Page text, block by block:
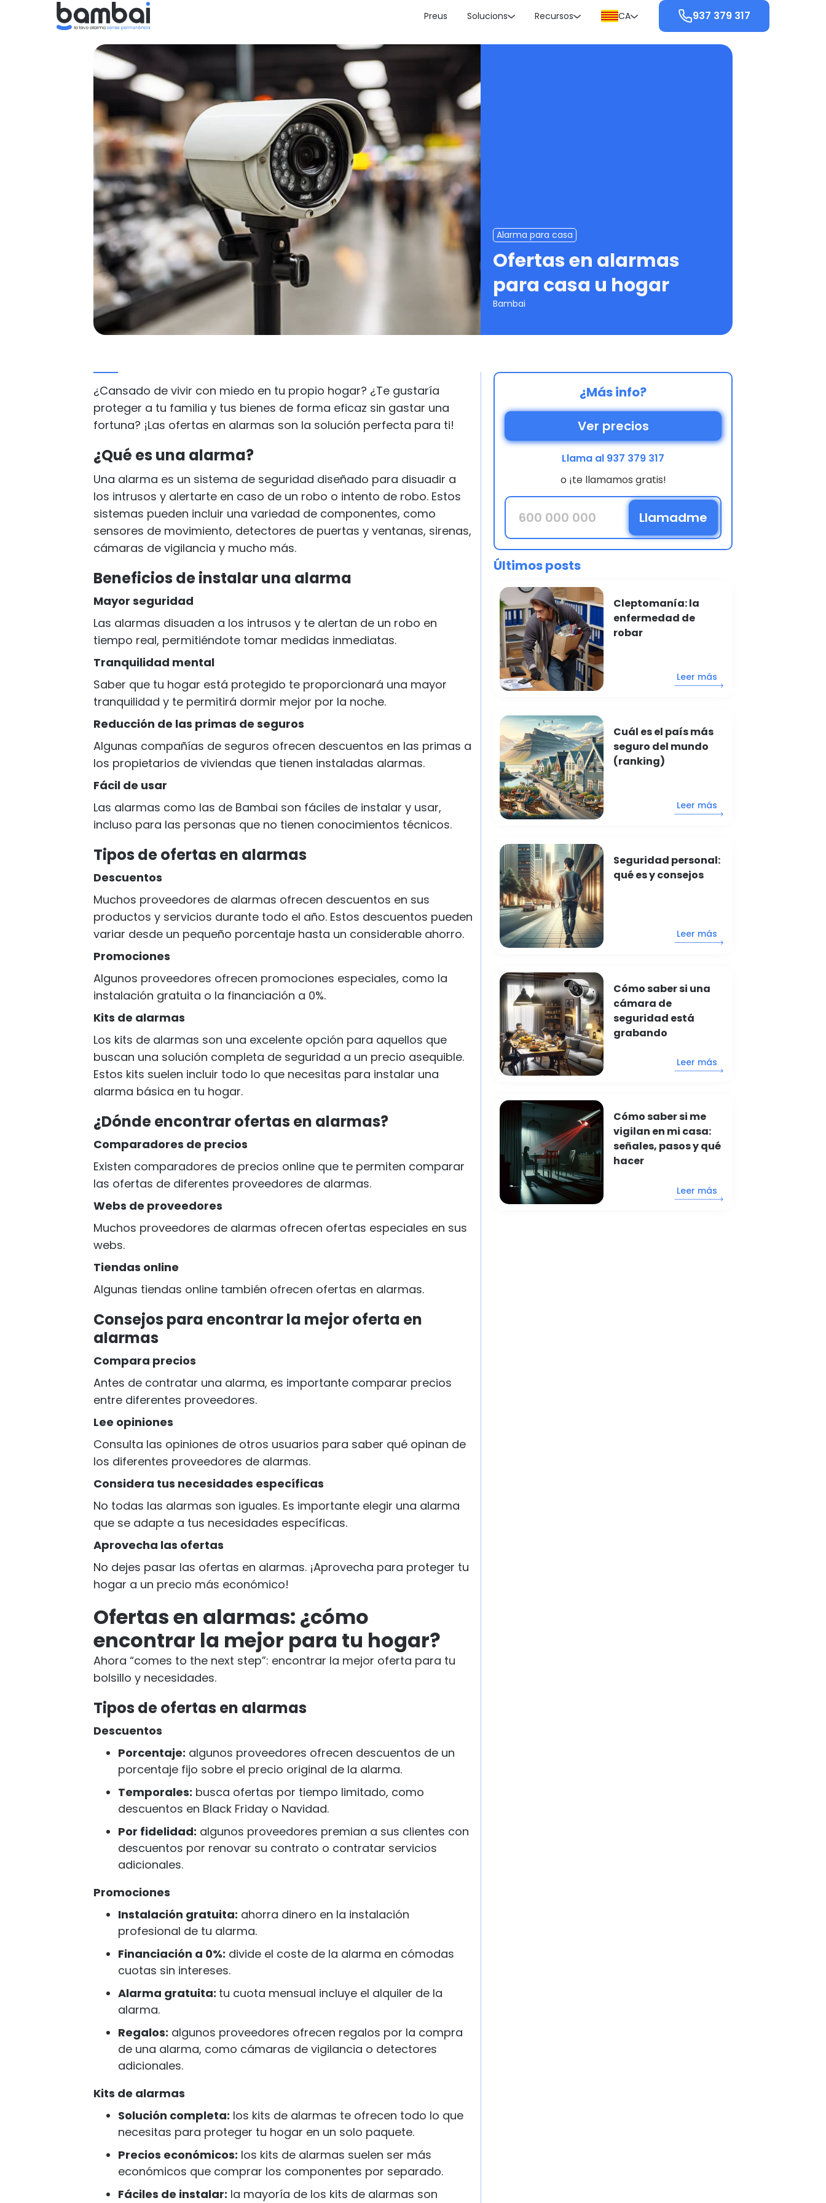
Preus Solucions Recursos CA 937 379 317
Alarma para casa
Ofertas en alarmas
para casa u hogar
Bambai
¿Cansado de vivir con miedo en tu propio hogar? ¿Te gustaría
proteger a tu familia y tus bienes de forma eficaz sin gastar una
fortuna? ¡Las ofertas en alarmas son la solución perfecta para ti!
¿Qué es una alarma?
Una alarma es un sistema de seguridad diseñado para disuadir a
los intrusos y alertarte en caso de un robo o intento de robo. Estos
sistemas pueden incluir una variedad de componentes, como
sensores de movimiento, detectores de puertas y ventanas, sirenas,
cámaras de vigilancia y mucho más.
Beneficios de instalar una alarma
Mayor seguridad
Las alarmas disuaden a los intrusos y te alertan de un robo en
tiempo real, permitiéndote tomar medidas inmediatas.
Tranquilidad mental
Saber que tu hogar está protegido te proporcionará una mayor
tranquilidad y te permitirá dormir mejor por la noche.
Reducción de las primas de seguros
Algunas compañías de seguros ofrecen descuentos en las primas a
los propietarios de viviendas que tienen instaladas alarmas.
Fácil de usar
Las alarmas como las de Bambai son fáciles de instalar y usar,
incluso para las personas que no tienen conocimientos técnicos.
Tipos de ofertas en alarmas
Descuentos
Muchos proveedores de alarmas ofrecen descuentos en sus
productos y servicios durante todo el año. Estos descuentos pueden
variar desde un pequeño porcentaje hasta un considerable ahorro.
Promociones
Algunos proveedores ofrecen promociones especiales, como la
instalación gratuita o la financiación a 0%.
Kits de alarmas
Los kits de alarmas son una excelente opción para aquellos que
buscan una solución completa de seguridad a un precio asequible.
Estos kits suelen incluir todo lo que necesitas para instalar una
alarma básica en tu hogar.
¿Dónde encontrar ofertas en alarmas?
Comparadores de precios
Existen comparadores de precios online que te permiten comparar
las ofertas de diferentes proveedores de alarmas.
Webs de proveedores
Muchos proveedores de alarmas ofrecen ofertas especiales en sus
webs.
Tiendas online
Algunas tiendas online también ofrecen ofertas en alarmas.
Consejos para encontrar la mejor oferta en
alarmas
Compara precios
Antes de contratar una alarma, es importante comparar precios
entre diferentes proveedores.
Lee opiniones
Consulta las opiniones de otros usuarios para saber qué opinan de
los diferentes proveedores de alarmas.
Considera tus necesidades específicas
No todas las alarmas son iguales. Es importante elegir una alarma
que se adapte a tus necesidades específicas.
Aprovecha las ofertas
No dejes pasar las ofertas en alarmas. ¡Aprovecha para proteger tu
hogar a un precio más económico!
Ofertas en alarmas: ¿cómo
encontrar la mejor para tu hogar?
Ahora “comes to the next step”: encontrar la mejor oferta para tu
bolsillo y necesidades.
Tipos de ofertas en alarmas
Descuentos
Porcentaje: algunos proveedores ofrecen descuentos de un
porcentaje fijo sobre el precio original de la alarma.
Temporales: busca ofertas por tiempo limitado, como
descuentos en Black Friday o Navidad.
Por fidelidad: algunos proveedores premian a sus clientes con
descuentos por renovar su contrato o contratar servicios
adicionales.
Promociones
Instalación gratuita: ahorra dinero en la instalación
profesional de tu alarma.
Financiación a 0%: divide el coste de la alarma en cómodas
cuotas sin intereses.
Alarma gratuita: tu cuota mensual incluye el alquiler de la
alarma.
Regalos: algunos proveedores ofrecen regalos por la compra
de una alarma, como cámaras de vigilancia o detectores
adicionales.
Kits de alarmas
Solución completa: los kits de alarmas te ofrecen todo lo que
necesitas para proteger tu hogar en un solo paquete.
Precios económicos: los kits de alarmas suelen ser más
económicos que comprar los componentes por separado.
Fáciles de instalar: la mayoría de los kits de alarmas son
¿Más info?
Ver precios
Llama al 937 379 317
o ¡te llamamos gratis!
Últimos posts
Cleptomanía: la
enfermedad de
robar
Leer más
Cuál es el país más
seguro del mundo
(ranking)
Leer más
Seguridad personal:
qué es y consejos
Leer más
Cómo saber si una
cámara de
seguridad está
grabando
Leer más
Cómo saber si me
vigilan en mi casa:
señales, pasos y qué
hacer
Leer más